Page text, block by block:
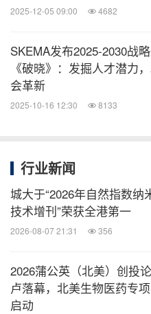
2025-12-05 09:00 4682
SKEMA发布2025-2030战
《破晓》：发掘人才潜力
会革新
2025-10-16 12:30 8133
行业新闻
城大于“2026年自然指数纳
技术增刊”荣获全港第一
2026-08-07 21:31 356
2026蒲公英（北美）创投
卢落幕，北美生物医药专
启动